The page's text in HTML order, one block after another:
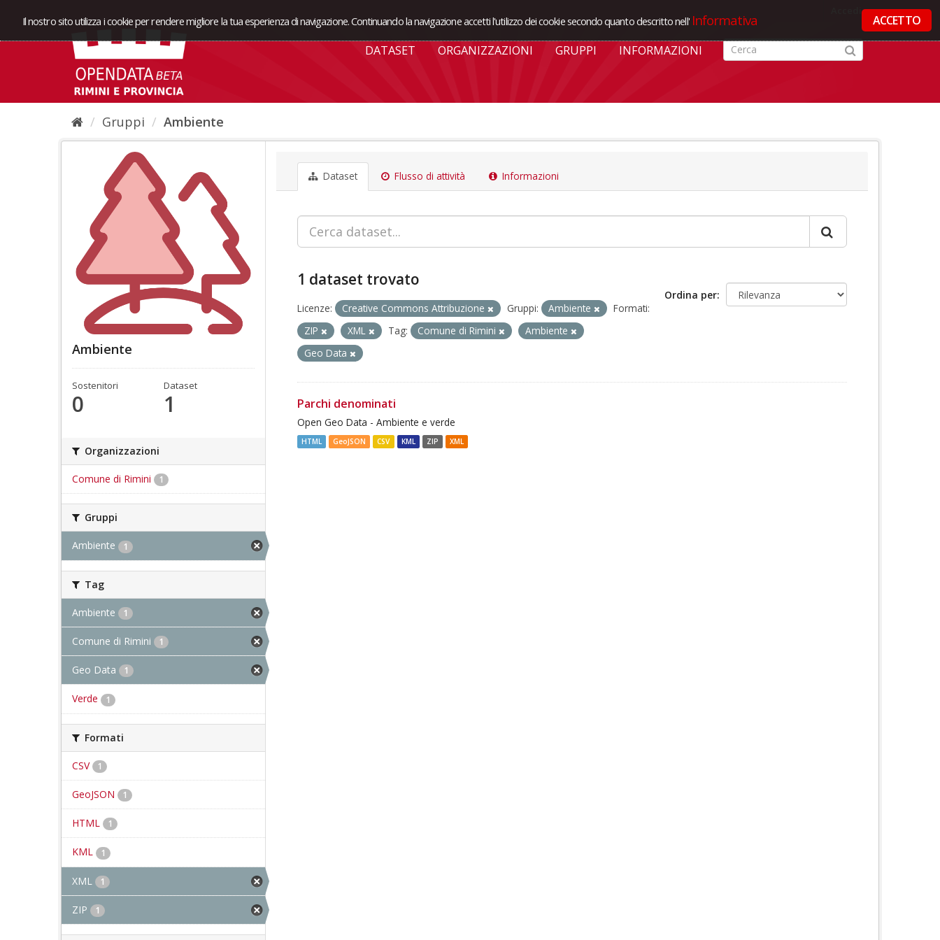
Il nostro sito utilizza i cookie per rendere migliore la tua esperienza di navigazione. Continuando la navigazione accetti l'utilizzo dei cookie secondo quanto descritto nell' Informativa ACCETTO
DATASET ORGANIZZAZIONI GRUPPI INFORMAZIONI
Gruppi Ambiente
Ambiente
Sostenitori
0
Dataset
1
Organizzazioni
Comune di Rimini 1
Gruppi
Ambiente 1
Tag
Ambiente 1
Comune di Rimini 1
Geo Data 1
Verde 1
Formati
CSV 1
GeoJSON 1
HTML 1
KML 1
XML 1
ZIP 1
Dataset Flusso di attività Informazioni
Ordina per
1 dataset trovato
Licenze: Creative Commons Attribuzione Gruppi: Ambiente
Formati:
ZIP
XML Tag: Comune di Rimini
Ambiente
Geo Data
Parchi denominati
Open Geo Data - Ambiente e verde
HTML GeoJSON CSV KML ZIP XML